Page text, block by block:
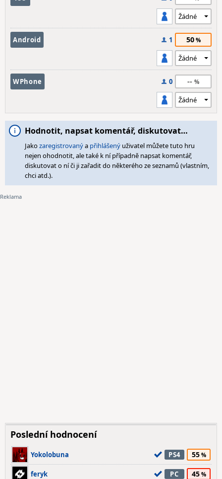
Android 1 50
WPhone 0 --
Hodnotit, napsat komentář, diskutovat…
Jakozaregistrovanýa přihlášený uživatel můžete tuto hru
nejen ohodnotit, ale také k ní případně napsat komentář,
diskutovat o ní či ji zařadit do některého ze seznamů (vlastním,
chci atd.).
Poslední hodnocení
Yokolobuna PS4 55
feryk PC 45